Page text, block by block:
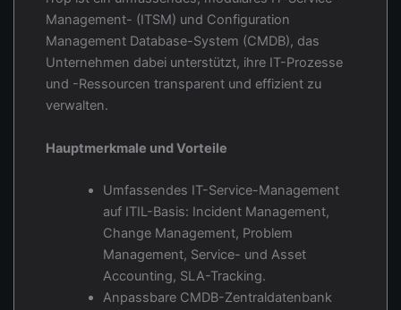
Management- (ITSM) und Configuration
Management Database-System (CMDB), das
Unternehmen dabei unterstützt, ihre IT-Prozesse
und -Ressourcen transparent und effizient zu
verwalten.
Hauptmerkmale und Vorteile
Umfassendes IT-Service-Management
auf ITIL-Basis: Incident Management,
Change Management, Problem
Management, Service- und Asset
Accounting, SLA-Tracking.
Anpassbare CMDB-Zentraldatenbank